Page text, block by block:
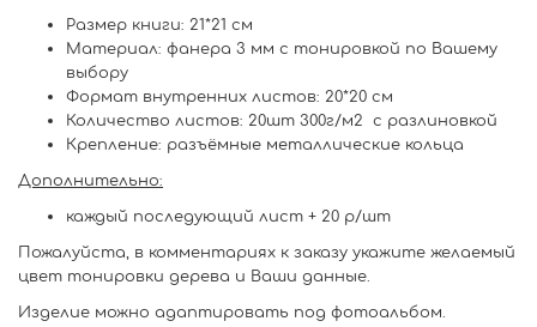
Размер книги: 21*21 см
Материал: фанера 3 мм с тонировкой по Вашему
выбору
Формат внутренних листов: 20*20 см
Количество листов: 20шт 300г/м2 с разлиновкой
Крепление: разъёмные металлические кольца
Дополнительно:
каждый последующий лист + 20 р/шт
Пожалуйста, в комментариях к заказу укажите желаемый
цвет тонировки дерева и Ваши данные.
Изделие можно адаптировать под фотоальбом.